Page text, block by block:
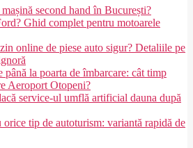
second hand în București?
Ghid complet pentru motoarele
online de piese auto sigur? Detaliile pe
până la poarta de îmbarcare: cât timp
Aeroport Otopeni?
service-ul umflă artificial dauna după
orice tip de autoturism: variantă rapidă de